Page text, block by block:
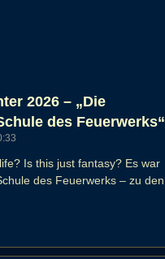
2026 – „Die
des Feuerwerks“
Is this just fantasy? Es war
des Feuerwerks – zu den